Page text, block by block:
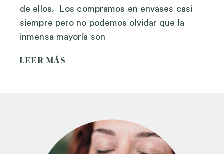
de ellos. Los compramos en envases casi
siempre pero no podemos olvidar que la
inmensa mayoría son
LEER MÁS